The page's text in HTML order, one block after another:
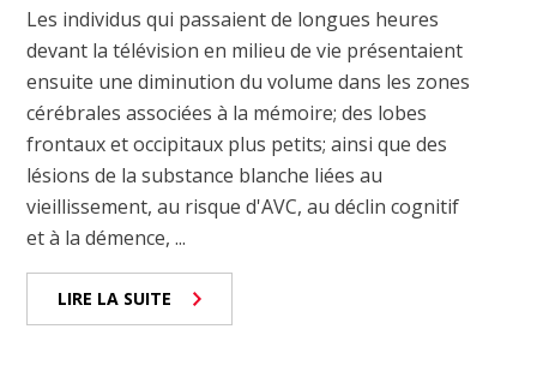
Les individus qui passaient de longues heures
devant la télévision en milieu de vie présentaient
ensuite une diminution du volume dans les zones
cérébrales associées à la mémoire; des lobes
frontaux et occipitaux plus petits; ainsi que des
lésions de la substance blanche liées au
vieillissement, au risque d'AVC, au déclin cognitif
et à la démence, ...
LIRE LA SUITE